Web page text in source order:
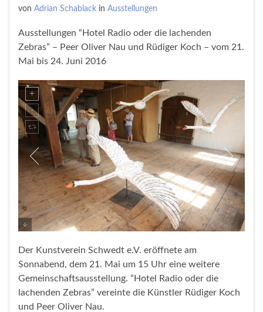
von Adrian Schablack in Ausstellungen
Ausstellungen “Hotel Radio oder die lachenden
Zebras” – Peer Oliver Nau und Rüdiger Koch – vom 21.
Mai bis 24. Juni 2016
Der Kunstverein Schwedt e.V. eröffnete am
Sonnabend, dem 21. Mai um 15 Uhr eine weitere
Gemeinschaftsausstellung. “Hotel Radio oder die
lachenden Zebras” vereinte die Künstler Rüdiger Koch
und Peer Oliver Nau.